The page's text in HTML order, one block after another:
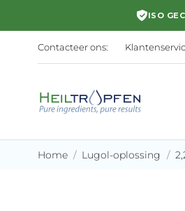
ISO
Contacteer ons:
Home Lugol-oplossing